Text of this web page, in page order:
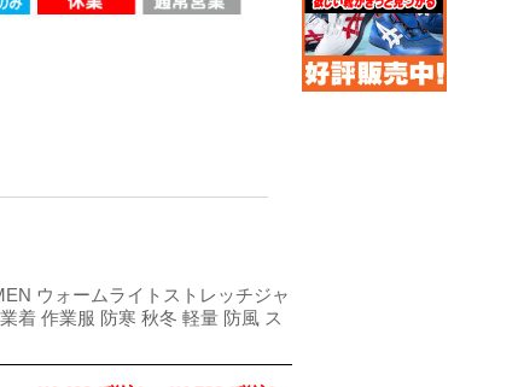
ウォームライトストレッチジャ
着 作業服 防寒 秋冬 軽量 防風 ス